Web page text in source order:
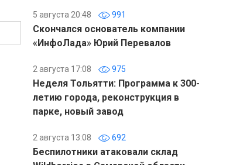
5 августа 20:48 991
Скончался основатель компании
«ИнфоЛада» Юрий Перевалов
2 августа 17:08 975
Неделя Тольятти: Программа к 300-
летию города, реконструкция в
парке, новый завод
2 августа 13:08 692
Беспилотники атаковали склад